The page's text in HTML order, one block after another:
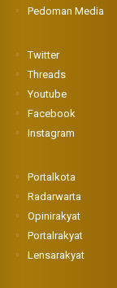
Pedoman Media
Twitter
Threads
Youtube
Facebook
Instagram
Portalkota
Radarwarta
Opinirakyat
Portalrakyat
Lensarakyat